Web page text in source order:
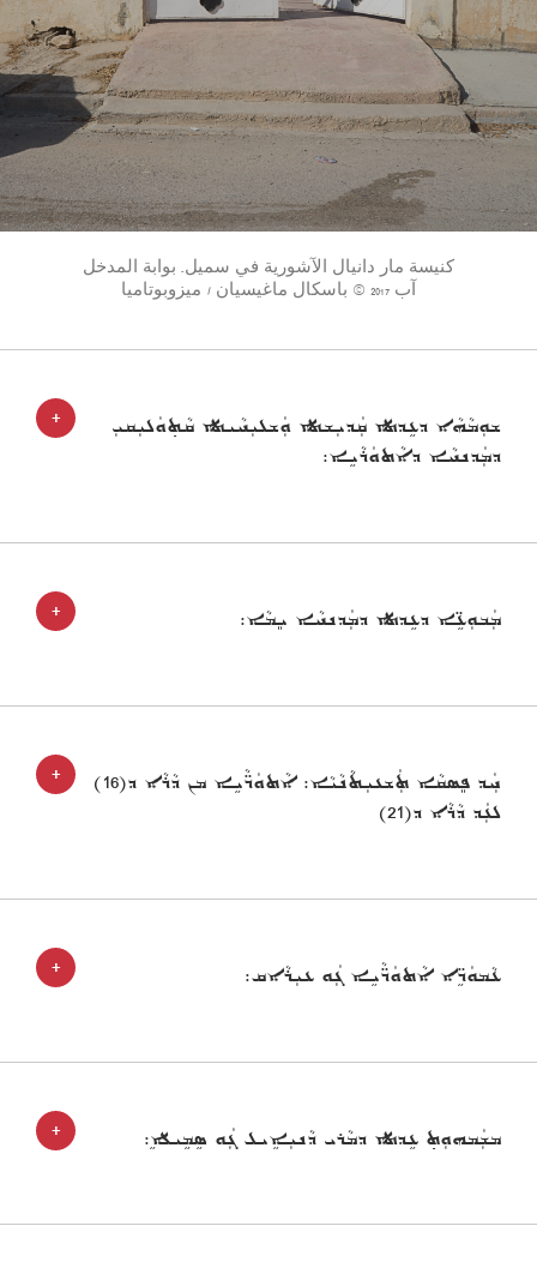
كنيسة مار دانيال الآشورية في سميل. بوابة المدخل
آب 2017 © باسكال ماغيسيان / ميزوبوتاميا
+
ܫܘܼܡܵܗܵܐ ܕܥܹܕܬܐ ܩܲܕܝܼܫܬܐ ܘܲܫܠܝܼܚܵܝܬܐ ܩܵܬ݂ܘܿܠܝܼܩܝܼ
ܕܡܲܕܢܚܵܐ ܕܐܵܬܘܿܪܵܝܹܐ:
+ ܡܲܒܘܼܥܹ̈ܐ ܕܥܹܕܬܐ ܕܡܲܕܢܚܵܐ ܝܸܡܵܐ:
+
ܚܲܕ ܦܸܣܩܵܐ ܬܲܫܥܝܼܬܵܢܵܝܵܐ: ܐܵܬܘܿܖ̈ܵܝܹܐ ܡܢ ܕܵܪܵܐ ܕ(16)
ܠܥܲܕ ܕܵܪܵܐ ܕ(21)
+ ܥܵܡܘܿܖܹ̈ܐ ܐܵܬܘܿܖ̈ܵܝܹܐ ܓܲܘ ܥܝܼܪܵܐܩ:
+ ܡܫܲܡܗܘܼܬ݂ ܥܹܕܬܐ ܕܡܵܪܝ ܕܵܢܝܼܐܹܝܠ ܓܲܘ ܣܹܡܹܝܠܹܐ: